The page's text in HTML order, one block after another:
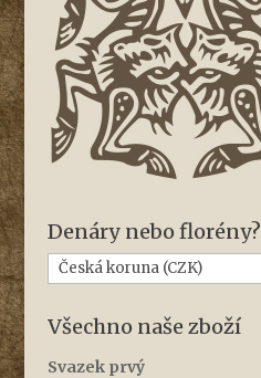
Denáry nebo florény?
Všechno naše zboží
Svazek prvý